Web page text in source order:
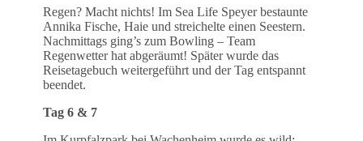
Regen? Macht nichts! Im Sea Life Speyer bestaunte
Annika Fische, Haie und streichelte einen Seestern.
Nachmittags ging’s zum Bowling – Team
Regenwetter hat abgeräumt! Später wurde das
Reisetagebuch weitergeführt und der Tag entspannt
beendet.
Tag 6 & 7